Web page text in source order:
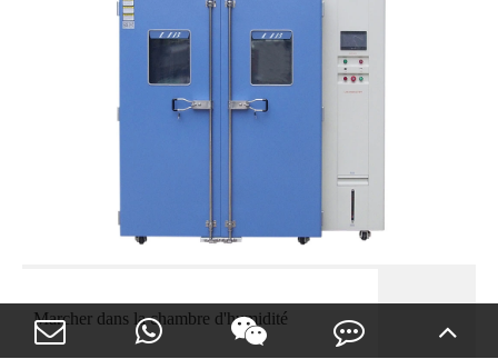
Marcher dans la chambre d'humidité